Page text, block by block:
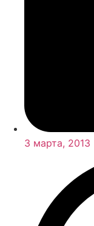
3 марта, 2013